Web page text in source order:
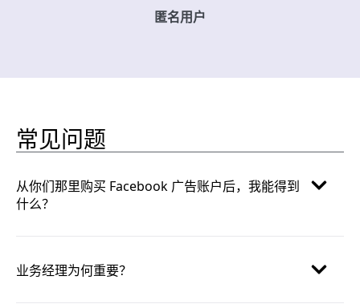
匿名用户
常见问题
从你们那里购买 Facebook 广告账户后，我能得到
什么？
业务经理为何重要？